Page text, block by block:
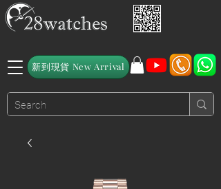
新到現貨 New Arrival